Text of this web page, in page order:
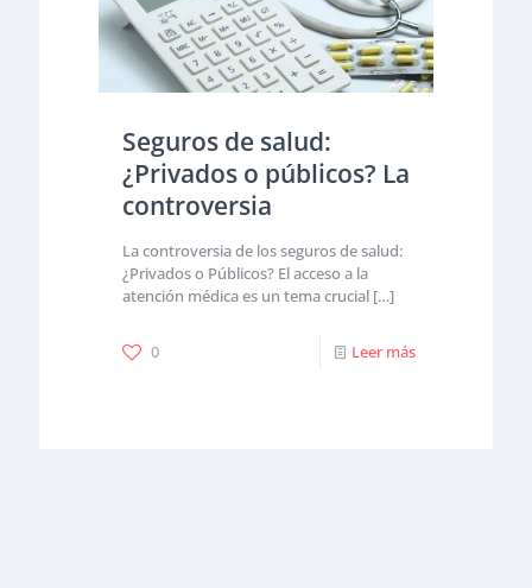
Seguros de salud:
¿Privados o públicos? La
controversia
La controversia de los seguros de salud:
¿Privados o Públicos? El acceso a la
atención médica es un tema crucial […]
0 Leer más